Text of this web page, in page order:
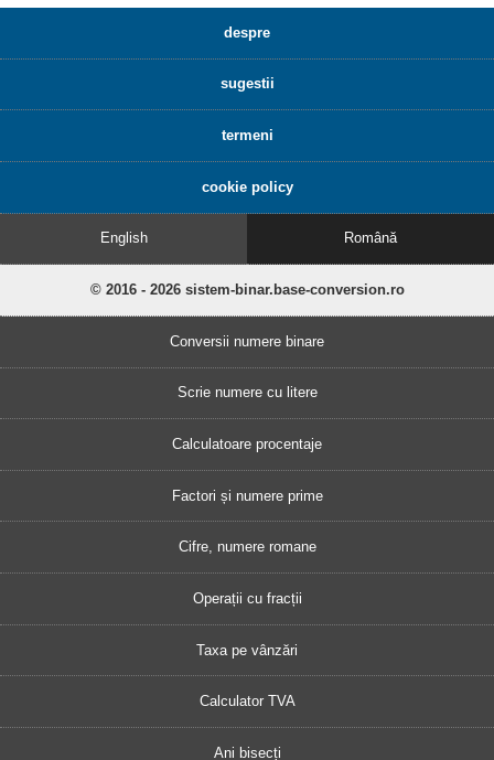
despre
sugestii
termeni
cookie policy
English Română
© 2016 - 2026 sistem-binar.base-conversion.ro
Conversii numere binare
Scrie numere cu litere
Calculatoare procentaje
Factori și numere prime
Cifre, numere romane
Operații cu fracții
Taxa pe vânzări
Calculator TVA
Ani bisecți